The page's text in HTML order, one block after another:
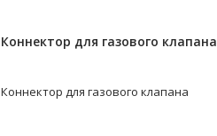
Коннектор для газового клапана
Коннектор для газового клапана